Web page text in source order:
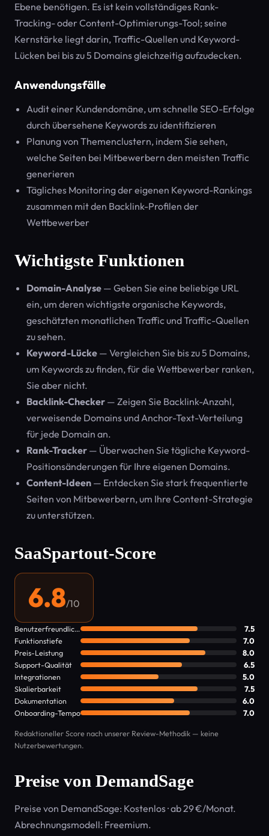
Ebene benötigen. Es ist kein vollständiges Rank-
Tracking- oder Content-Optimierungs-Tool; seine
Kernstärke liegt darin, Traffic-Quellen und Keyword-
Lücken bei bis zu 5 Domains gleichzeitig aufzudecken.
Anwendungsfälle
Audit einer Kundendomäne, um schnelle SEO-Erfolge
durch übersehene Keywords zu identifizieren
Planung von Themenclustern, indem Sie sehen,
welche Seiten bei Mitbewerbern den meisten Traffic
generieren
Tägliches Monitoring der eigenen Keyword-Rankings
zusammen mit den Backlink-Profilen der
Wettbewerber
Wichtigste Funktionen
Domain-Analyse — Geben Sie eine beliebige URL
ein, um deren wichtigste organische Keywords,
geschätzten monatlichen Traffic und Traffic-Quellen
zu sehen.
Keyword-Lücke — Vergleichen Sie bis zu 5 Domains,
um Keywords zu finden, für die Wettbewerber ranken,
Sie aber nicht.
Backlink-Checker — Zeigen Sie Backlink-Anzahl,
verweisende Domains und Anchor-Text-Verteilung
für jede Domain an.
Rank-Tracker — Überwachen Sie tägliche Keyword-
Positionsänderungen für Ihre eigenen Domains.
Content-Ideen — Entdecken Sie stark frequentierte
Seiten von Mitbewerbern, um Ihre Content-Strategie
zu unterstützen.
SaaSpartout-Score
6.8/10
Benutzerfreundlichkeit
7.5
Funktionstiefe
7.0
Preis-Leistung
8.0
Support-Qualität
6.5
Integrationen
5.0
Skalierbarkeit
7.5
Dokumentation
6.0
Onboarding-Tempo
7.0
Redaktioneller Score nach unserer Review-Methodik — keine
Nutzerbewertungen.
Preise von DemandSage
Preise von DemandSage: Kostenlos · ab 29 €/Monat.
Abrechnungsmodell: Freemium.